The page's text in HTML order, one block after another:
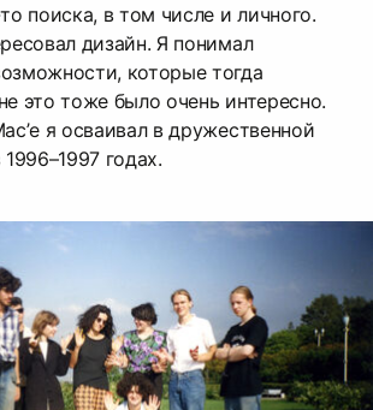
поиска, в том числе и личного.
дизайн. Я понимал
которые тогда
это тоже было очень интересно.
я осваивал в дружественной
годах.